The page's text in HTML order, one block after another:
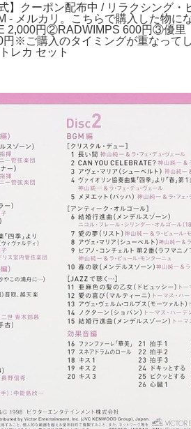
】クーポン配布中 / リラクシング・
メルカリ。こちらで購入した物に
2,000円②RADWIMPS 600円③
ご購入のタイミングが重なって
レカ セット